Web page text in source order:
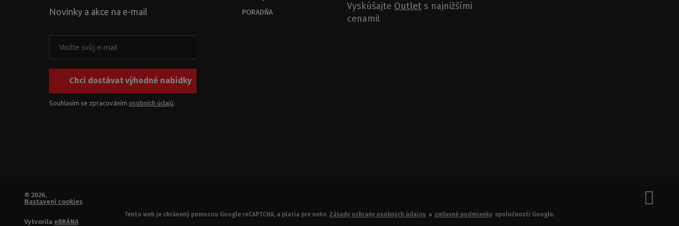
Novinky a akce na e-mail
Chci dostávat výhodné nabídky
Souhlasím se zpracováním osobních údajů
PORADŇA
Vyskúšajte Outlet s najnižšími
cenami!
© 2026,
Nastavení cookies
Tento web je chránený pomocou Google reCAPTCHA, a platia pre neho Zásady ochrany osobných údajov a zmluvné podmienky spoločnosti Google.
Vytvorila eBRÁNA